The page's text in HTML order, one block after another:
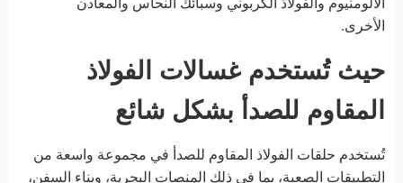
الأخرى.
حيث تُستخدم غسالات الفولاذ
المقاوم للصدأ بشكل شائع
تُستخدم حلقات الفولاذ المقاوم للصدأ في مجموعة واسعة من
التطبيقات الصعبة، بما في ذلك المنصات البحرية، وبناء السفن،